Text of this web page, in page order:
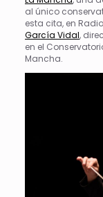
al único
esta cita, en
García Vidal,
en el
Mancha.